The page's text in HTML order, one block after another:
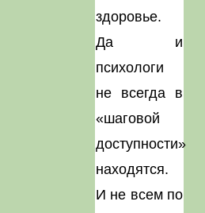
здоровье.
Да и
психологи
не всегда в
«шаговой
доступности»
находятся.
И не всем по